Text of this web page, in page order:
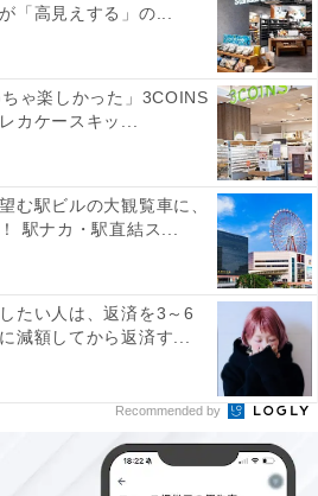
武蔵風土記稿』には次のような
長澤村と呼ばれていた同村に、
高時が訪れたので、高倉明神社
取り献上すると、それを褒めた
めた」。
『吾妻鏡（あづまかがみ）』に
ります。
倭文（しとり）氏の名の音が
）したという説もあるそうで
「高見えする」の...
ちゃ楽しかった」3COINS
カケースキッ...
む駅ビルの大観覧車に、
駅ナカ・駅直結ス...
たい人は、返済を3～6
減額してから返済す...
Recommended by